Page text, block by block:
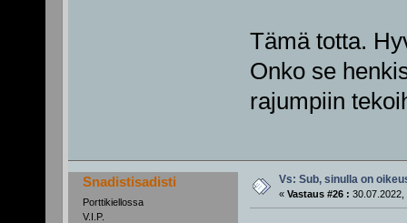
Tämä totta.
Onko se
rajumpiin
Snadistisadisti
Porttikiellossa
V.I.P.
Vs: Sub, sinulla on
« Vastaus #26 : 30.07.2022,